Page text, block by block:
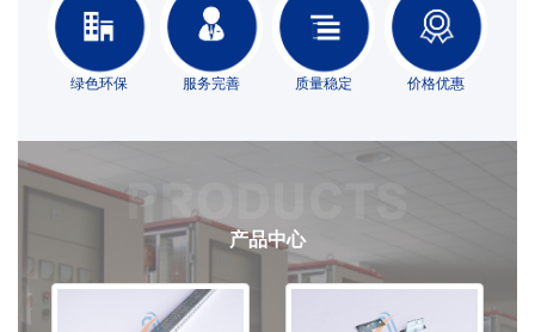
绿色环保 服务完善 质量稳定 价格优惠
产品中心